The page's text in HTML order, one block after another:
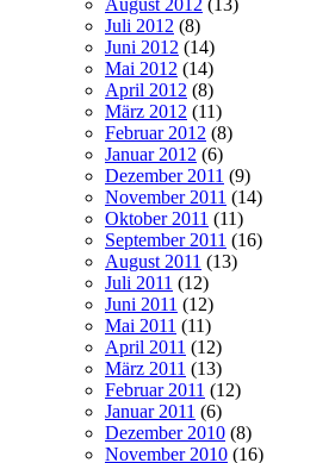
August 2012 (13)
Juli 2012 (8)
Juni 2012 (14)
Mai 2012 (14)
April 2012 (8)
März 2012 (11)
Februar 2012 (8)
Januar 2012 (6)
Dezember 2011 (9)
November 2011 (14)
Oktober 2011 (11)
September 2011 (16)
August 2011 (13)
Juli 2011 (12)
Juni 2011 (12)
Mai 2011 (11)
April 2011 (12)
März 2011 (13)
Februar 2011 (12)
Januar 2011 (6)
Dezember 2010 (8)
November 2010 (16)